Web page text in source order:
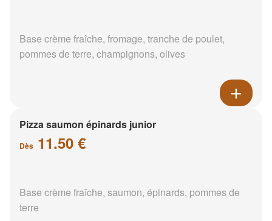
Base crème fraîche, fromage, tranche de poulet,
pommes de terre, champignons, olives
Pizza saumon épinards junior
Dès 11.50 €
Base crème fraîche, saumon, épinards, pommes de
terre